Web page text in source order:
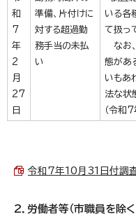
和
7
年
2
月
27
日
準備、片付けに
対する超過勤
務手当の未払
い
いる各
て扱っ
なお
態があ
いもあ
法な状
（令和
令和7年10月31日付調
2．労働者等（市職員を除